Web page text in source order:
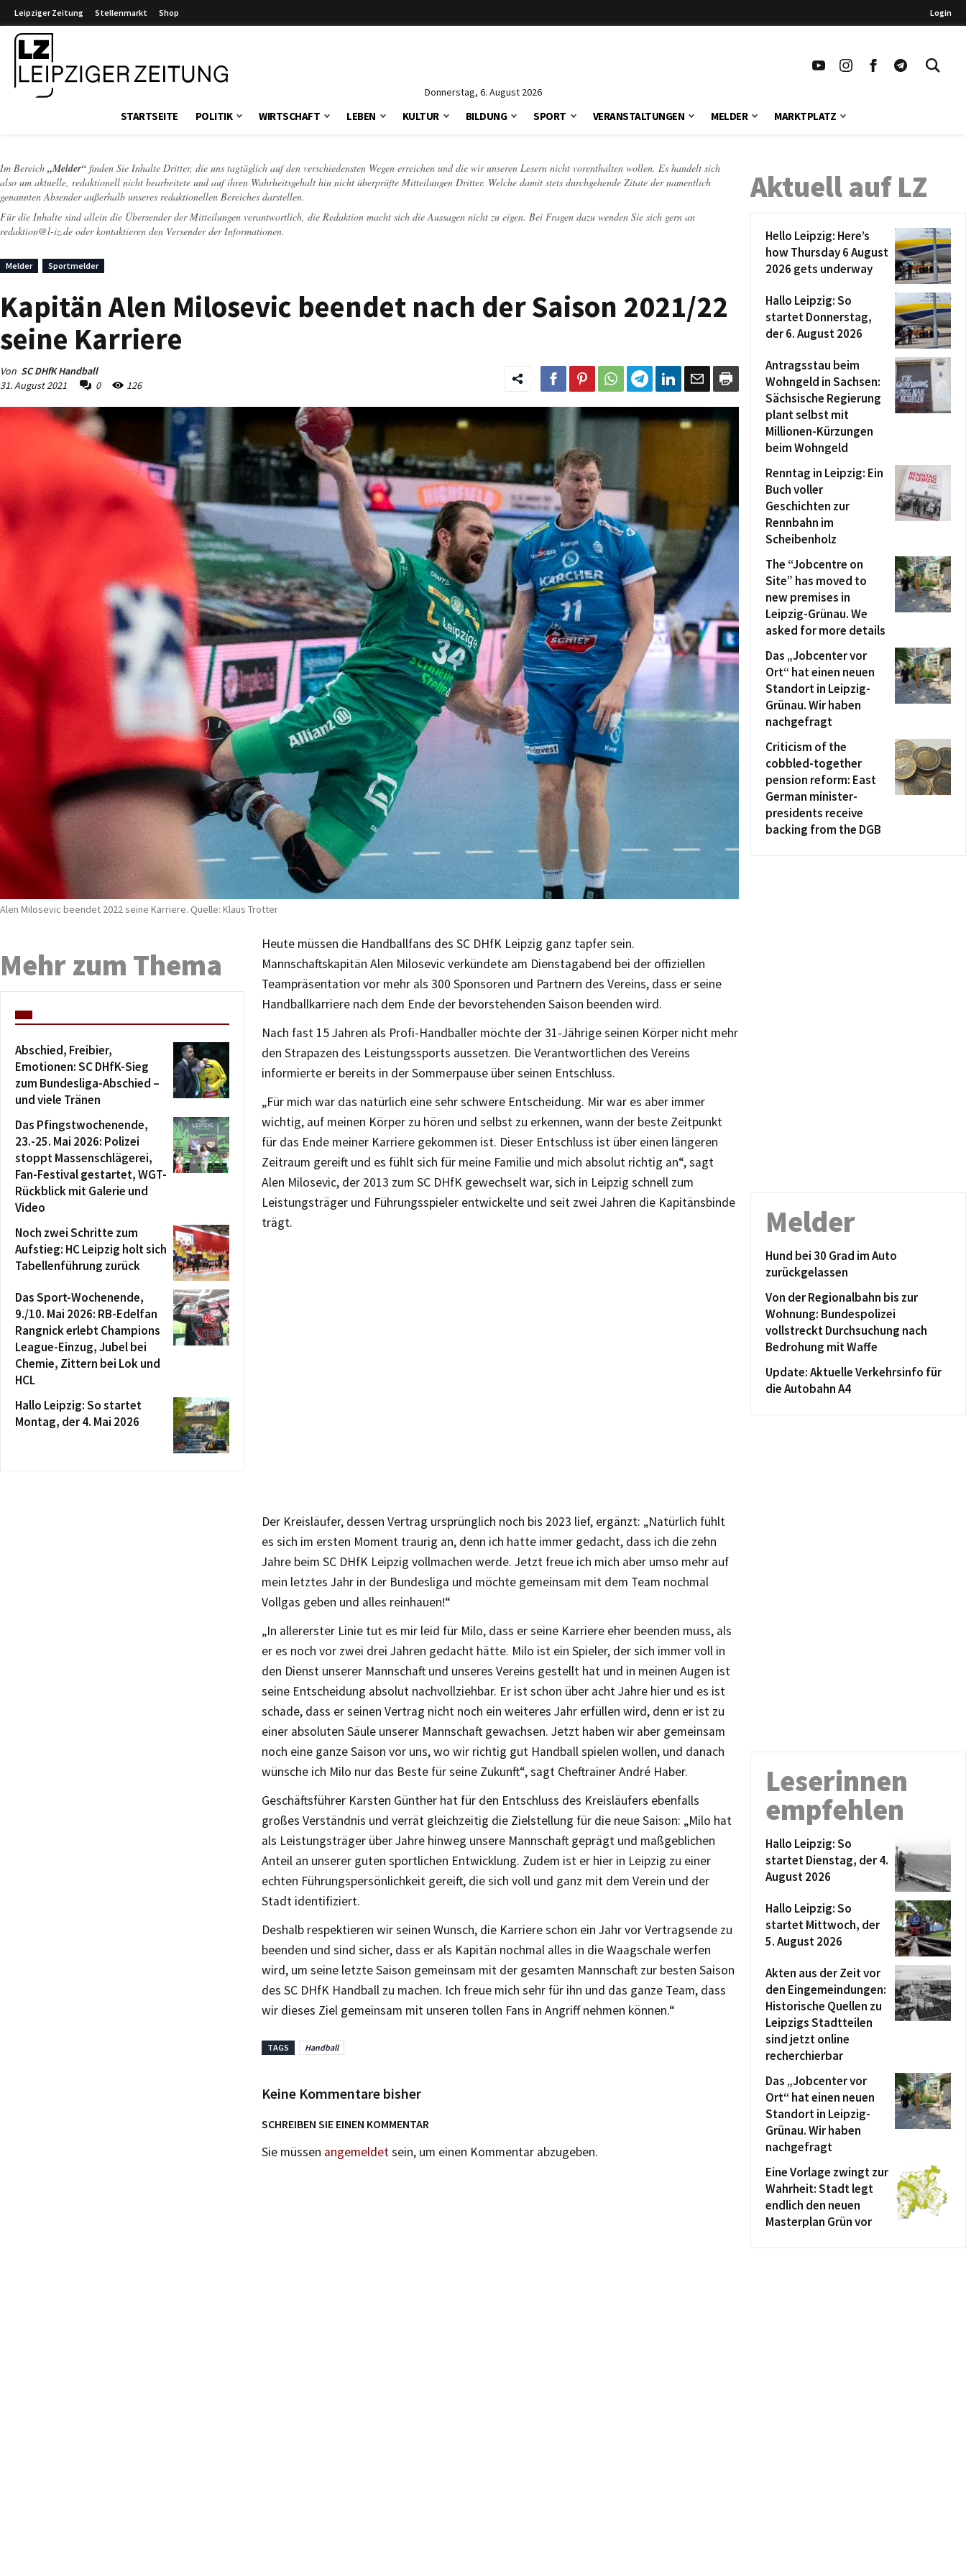
Leipziger Zeitung Stellenmarkt Shop Login
Donnerstag, 6. August 2026
STARTSEITE POLITIK WIRTSCHAFT LEBEN KULTUR BILDUNG SPORT VERANSTALTUNGEN MELDER MARKTPLATZ
Im Bereich „Melder“ finden Sie Inhalte Dritter, die uns tagtäglich auf den verschiedensten Wegen erreichen und die wir unseren Lesern nicht vorenthalten wollen. Es handelt sich
also um aktuelle, redaktionell nicht bearbeitete und auf ihren Wahrheitsgehalt hin nicht überprüfte Mitteilungen Dritter. Welche damit stets durchgehende Zitate der namentlich
genannten Absender außerhalb unseres redaktionellen Bereiches darstellen.
Für die Inhalte sind allein die Übersender der Mitteilungen verantwortlich, die Redaktion macht sich die Aussagen nicht zu eigen. Bei Fragen dazu wenden Sie sich gern an
redaktion@l-iz.de oder kontaktieren den Versender der Informationen.
Melder Sportmelder
Kapitän Alen Milosevic beendet nach der Saison 2021/22
seine Karriere
Von SC DHfK Handball
31. August 2021
0 126
Alen Milosevic beendet 2022 seine Karriere. Quelle: Klaus Trotter
Heute müssen die Handballfans des SC DHfK Leipzig ganz tapfer sein.
Mannschaftskapitän Alen Milosevic verkündete am Dienstagabend bei der offiziellen
Teampräsentation vor mehr als 300 Sponsoren und Partnern des Vereins, dass er seine
Handballkarriere nach dem Ende der bevorstehenden Saison beenden wird.
Nach fast 15 Jahren als Profi-Handballer möchte der 31-Jährige seinen Körper nicht mehr
den Strapazen des Leistungssports aussetzen. Die Verantwortlichen des Vereins
informierte er bereits in der Sommerpause über seinen Entschluss.
„Für mich war das natürlich eine sehr schwere Entscheidung. Mir war es aber immer
wichtig, auf meinen Körper zu hören und selbst zu erkennen, wann der beste Zeitpunkt
für das Ende meiner Karriere gekommen ist. Dieser Entschluss ist über einen längeren
Zeitraum gereift und es fühlt sich für meine Familie und mich absolut richtig an“, sagt
Alen Milosevic, der 2013 zum SC DHfK gewechselt war, sich in Leipzig schnell zum
Leistungsträger und Führungsspieler entwickelte und seit zwei Jahren die Kapitänsbinde
trägt.
Der Kreisläufer, dessen Vertrag ursprünglich noch bis 2023 lief, ergänzt: „Natürlich fühlt
es sich im ersten Moment traurig an, denn ich hatte immer gedacht, dass ich die zehn
Jahre beim SC DHfK Leipzig vollmachen werde. Jetzt freue ich mich aber umso mehr auf
mein letztes Jahr in der Bundesliga und möchte gemeinsam mit dem Team nochmal
Vollgas geben und alles reinhauen!“
„In allererster Linie tut es mir leid für Milo, dass er seine Karriere eher beenden muss, als
er es noch vor zwei drei Jahren gedacht hätte. Milo ist ein Spieler, der sich immer voll in
den Dienst unserer Mannschaft und unseres Vereins gestellt hat und in meinen Augen ist
seine Entscheidung absolut nachvollziehbar. Er ist schon über acht Jahre hier und es ist
schade, dass er seinen Vertrag nicht noch ein weiteres Jahr erfüllen wird, denn er ist zu
einer absoluten Säule unserer Mannschaft gewachsen. Jetzt haben wir aber gemeinsam
noch eine ganze Saison vor uns, wo wir richtig gut Handball spielen wollen, und danach
wünsche ich Milo nur das Beste für seine Zukunft“, sagt Cheftrainer André Haber.
Geschäftsführer Karsten Günther hat für den Entschluss des Kreisläufers ebenfalls
großes Verständnis und verrät gleichzeitig die Zielstellung für die neue Saison: „Milo hat
als Leistungsträger über Jahre hinweg unsere Mannschaft geprägt und maßgeblichen
Anteil an unserer guten sportlichen Entwicklung. Zudem ist er hier in Leipzig zu einer
echten Führungspersönlichkeit gereift, die sich voll und ganz mit dem Verein und der
Stadt identifiziert.
Deshalb respektieren wir seinen Wunsch, die Karriere schon ein Jahr vor Vertragsende zu
beenden und sind sicher, dass er als Kapitän nochmal alles in die Waagschale werfen
wird, um seine letzte Saison gemeinsam mit der gesamten Mannschaft zur besten Saison
des SC DHfK Handball zu machen. Ich freue mich sehr für ihn und das ganze Team, dass
wir dieses Ziel gemeinsam mit unseren tollen Fans in Angriff nehmen können.“
TAGS Handball
Keine Kommentare bisher
SCHREIBEN SIE EINEN KOMMENTAR
Sie müssen angemeldetsein, um einen Kommentar abzugeben.
Mehr zum Thema
Abschied, Freibier,
Emotionen: SC DHfK-Sieg
zum Bundesliga-Abschied –
und viele Tränen
Das Pfingstwochenende,
23.-25. Mai 2026: Polizei
stoppt Massenschlägerei,
Fan-Festival gestartet, WGT-
Rückblick mit Galerie und
Video
Noch zwei Schritte zum
Aufstieg: HC Leipzig holt sich
Tabellenführung zurück
Das Sport-Wochenende,
9./10. Mai 2026: RB-Edelfan
Rangnick erlebt Champions
League-Einzug, Jubel bei
Chemie, Zittern bei Lok und
HCL
Hallo Leipzig: So startet
Montag, der 4. Mai 2026
Aktuell auf LZ
Hello Leipzig: Here’s
how Thursday 6 August
2026 gets underway
Hallo Leipzig: So
startet Donnerstag,
der 6. August 2026
Antragsstau beim
Wohngeld in Sachsen:
Sächsische Regierung
plant selbst mit
Millionen-Kürzungen
beim Wohngeld
Renntag in Leipzig: Ein
Buch voller
Geschichten zur
Rennbahn im
Scheibenholz
The “Jobcentre on
Site” has moved to
new premises in
Leipzig-Grünau. We
asked for more details
Das „Jobcenter vor
Ort“ hat einen neuen
Standort in Leipzig-
Grünau. Wir haben
nachgefragt
Criticism of the
cobbled-together
pension reform: East
German minister-
presidents receive
backing from the DGB
Melder
Hund bei 30 Grad im Auto
zurückgelassen
Von der Regionalbahn bis zur
Wohnung: Bundespolizei
vollstreckt Durchsuchung nach
Bedrohung mit Waffe
Update: Aktuelle Verkehrsinfo für
die Autobahn A4
Leserinnen
empfehlen
Hallo Leipzig: So
startet Dienstag, der 4.
August 2026
Hallo Leipzig: So
startet Mittwoch, der
5. August 2026
Akten aus der Zeit vor
den Eingemeindungen:
Historische Quellen zu
Leipzigs Stadtteilen
sind jetzt online
recherchierbar
Das „Jobcenter vor
Ort“ hat einen neuen
Standort in Leipzig-
Grünau. Wir haben
nachgefragt
Eine Vorlage zwingt zur
Wahrheit: Stadt legt
endlich den neuen
Masterplan Grün vor